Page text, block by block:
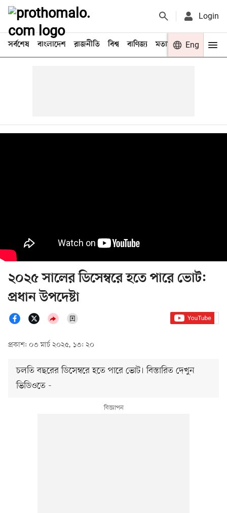
Login
সর্বশেষ বাংলাদেশ রাজনীতি বিশ্ব বাণিজ্য মতামত খেলা
Eng
২০২৫ সালের ডিসেম্বরে হতে পারে ভোট:
প্রধান উপদেষ্টা
প্রকাশ: ০৩ মার্চ ২০২৫, ১৩: ২০
চলতি বছরের ডিসেম্বরে হতে পারে ভোট। বিস্তারিত দেখুন
ভিডিওতে -